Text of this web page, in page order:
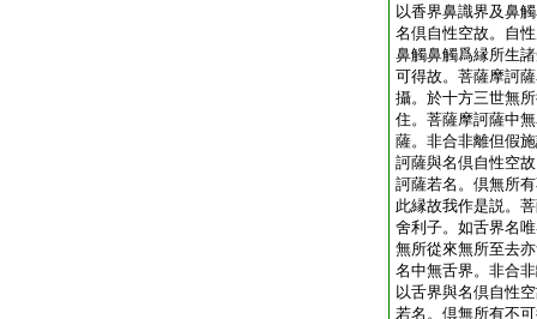
以香界鼻識界及鼻
名倶自性空故。自
鼻觸鼻觸爲縁所生
可得故。菩薩摩訶
攝。於十方三世無
住。菩薩摩訶薩中
薩。非合非離但假
訶薩與名倶自性空
訶薩若名。倶無所
此縁故我作是説。
舍利子。如舌界名
無所從來無所至去
名中無舌界。非合
以舌界與名倶自性
若名。倶無所有不